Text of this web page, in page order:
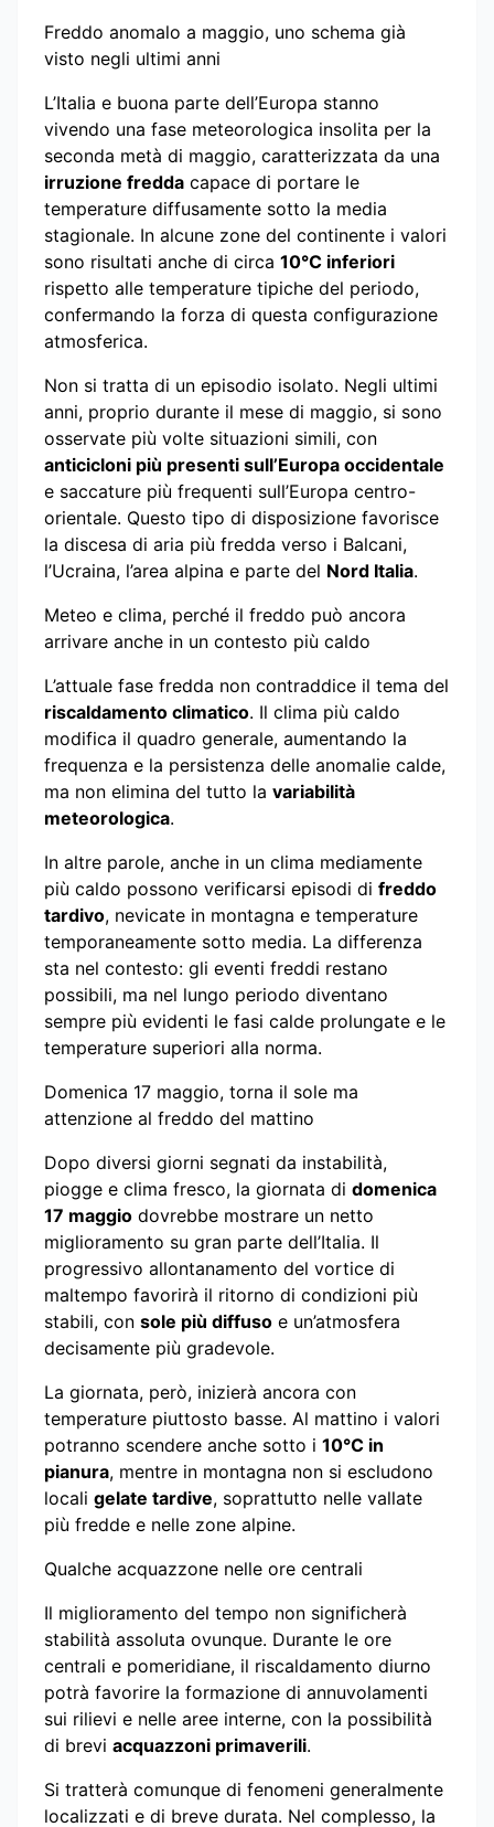
Freddo anomalo a maggio, uno schema già
visto negli ultimi anni
L’Italia e buona parte dell’Europa stanno
vivendo una fase meteorologica insolita per la
seconda metà di maggio, caratterizzata da una
irruzione fredda capace di portare le
temperature diffusamente sotto la media
stagionale. In alcune zone del continente i valori
sono risultati anche di circa 10°C inferiori
rispetto alle temperature tipiche del periodo,
confermando la forza di questa configurazione
atmosferica.
Non si tratta di un episodio isolato. Negli ultimi
anni, proprio durante il mese di maggio, si sono
osservate più volte situazioni simili, con
anticicloni più presenti sull’Europa occidentale
e saccature più frequenti sull’Europa centro-
orientale. Questo tipo di disposizione favorisce
la discesa di aria più fredda verso i Balcani,
l’Ucraina, l’area alpina e parte del Nord Italia.
Meteo e clima, perché il freddo può ancora
arrivare anche in un contesto più caldo
L’attuale fase fredda non contraddice il tema del
riscaldamento climatico. Il clima più caldo
modifica il quadro generale, aumentando la
frequenza e la persistenza delle anomalie calde,
ma non elimina del tutto la variabilità
meteorologica.
In altre parole, anche in un clima mediamente
più caldo possono verificarsi episodi di freddo
tardivo, nevicate in montagna e temperature
temporaneamente sotto media. La differenza
sta nel contesto: gli eventi freddi restano
possibili, ma nel lungo periodo diventano
sempre più evidenti le fasi calde prolungate e le
temperature superiori alla norma.
Domenica 17 maggio, torna il sole ma
attenzione al freddo del mattino
Dopo diversi giorni segnati da instabilità,
piogge e clima fresco, la giornata di domenica
17 maggio dovrebbe mostrare un netto
miglioramento su gran parte dell’Italia. Il
progressivo allontanamento del vortice di
maltempo favorirà il ritorno di condizioni più
stabili, con sole più diffuso e un’atmosfera
decisamente più gradevole.
La giornata, però, inizierà ancora con
temperature piuttosto basse. Al mattino i valori
potranno scendere anche sotto i 10°C in
pianura, mentre in montagna non si escludono
locali gelate tardive, soprattutto nelle vallate
più fredde e nelle zone alpine.
Qualche acquazzone nelle ore centrali
Il miglioramento del tempo non significherà
stabilità assoluta ovunque. Durante le ore
centrali e pomeridiane, il riscaldamento diurno
potrà favorire la formazione di annuvolamenti
sui rilievi e nelle aree interne, con la possibilità
di brevi acquazzoni primaverili.
Si tratterà comunque di fenomeni generalmente
localizzati e di breve durata. Nel complesso, la